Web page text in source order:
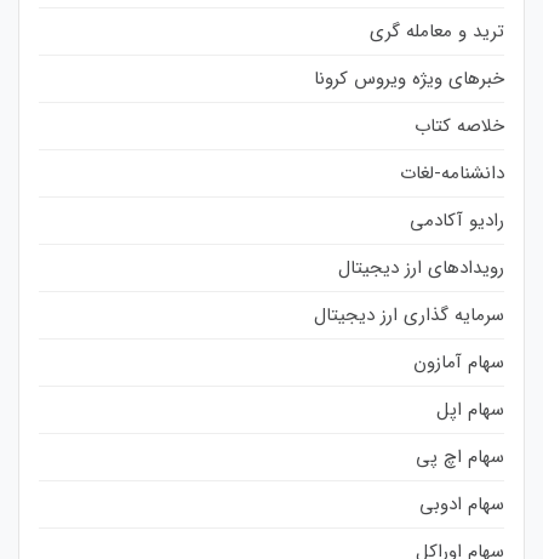
ترید و معامله گری
خبرهای ویژه ویروس کرونا
خلاصه کتاب
دانشنامه-لغات
رادیو آکادمی
رویدادهای ارز دیجیتال
سرمایه گذاری ارز دیجیتال
سهام آمازون
سهام اپل
سهام اچ پی
سهام ادوبی
سهام اوراکل